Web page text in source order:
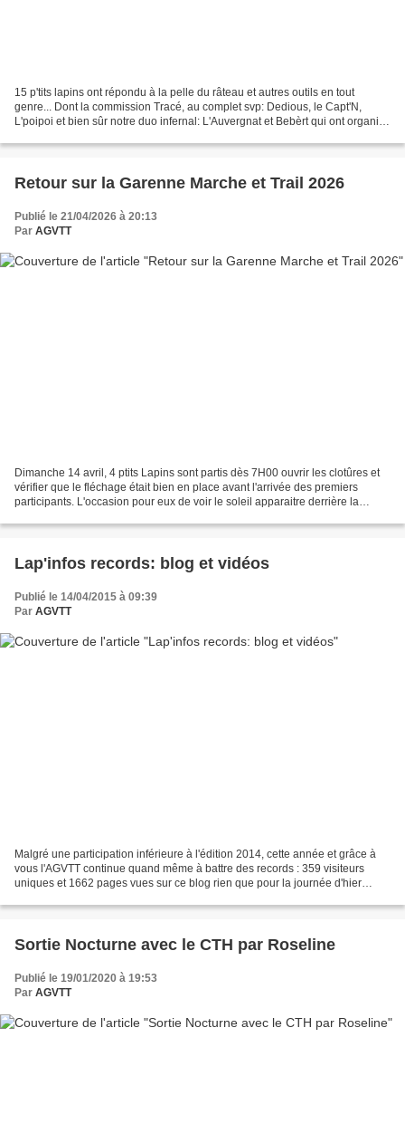
15 p'tits lapins ont répondu à la pelle du râteau et autres outils en tout
genre... Dont la commission Tracé, au complet svp: Dedious, le Capt'N,
L'poipoi et bien sûr notre duo infernal: L'Auvergnat et Bebèrt qui ont organisé
Retour sur la Garenne Marche et Trail 2026
Publié le 21/04/2026 à 20:13
Par AGVTT
Dimanche 14 avril, 4 ptits Lapins sont partis dès 7H00 ouvrir les clotûres et
vérifier que le fléchage était bien en place avant l'arrivée des premiers
participants. L'occasion pour eux de voir le soleil apparaitre derrière la
Lap'infos records: blog et vidéos
Publié le 14/04/2015 à 09:39
Par AGVTT
Malgré une participation inférieure à l'édition 2014, cette année et grâce à
vous l'AGVTT continue quand même à battre des records : 359 visiteurs
uniques et 1662 pages vues sur ce blog rien que pour la journée d'hier
Sortie Nocturne avec le CTH par Roseline
Publié le 19/01/2020 à 19:53
Par AGVTT